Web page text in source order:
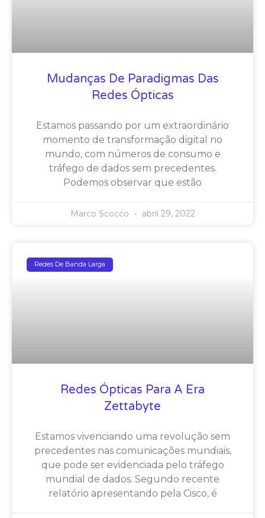
Mudanças De Paradigmas Das
Redes Ópticas
Estamos passando por um extraordinário
momento de transformação digital no
mundo, com números de consumo e
tráfego de dados sem precedentes.
Podemos observar que estão
Marco Scocco abril 29, 2022
Redes De Banda Larga
Redes Ópticas Para A Era
Zettabyte
Estamos vivenciando uma revolução sem
precedentes nas comunicações mundiais,
que pode ser evidenciada pelo tráfego
mundial de dados. Segundo recente
relatório apresentando pela Cisco, é